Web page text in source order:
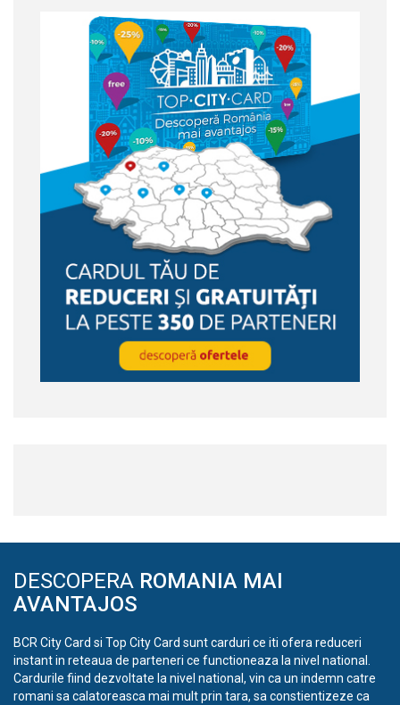
DESCOPERA ROMANIA MAI
AVANTAJOS
BCR City Card si Top City Card sunt carduri ce iti ofera reduceri
instant in reteaua de parteneri ce functioneaza la nivel national.
Cardurile fiind dezvoltate la nivel national, vin ca un indemn catre
romani sa calatoreasca mai mult prin tara, sa constientizeze ca